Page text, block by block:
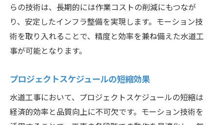
らの技術は、長期的には作業コストの削減にもつなが
り、安定したインフラ整備を実現します。モーション技
術を取り入れることで、精度と効率を兼ね備えた水道工
事が可能となります。
プロジェクトスケジュールの短縮効果
水道工事において、プロジェクトスケジュールの短縮は
経済的効率と品質向上に不可欠です。モーション技術を